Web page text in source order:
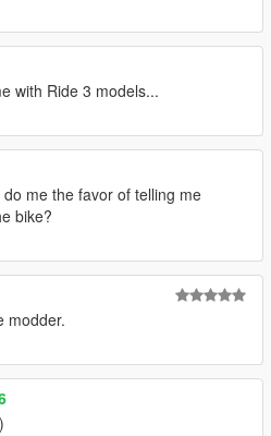
with Ride 3 models...
me the favor of telling me
bike?
modder.